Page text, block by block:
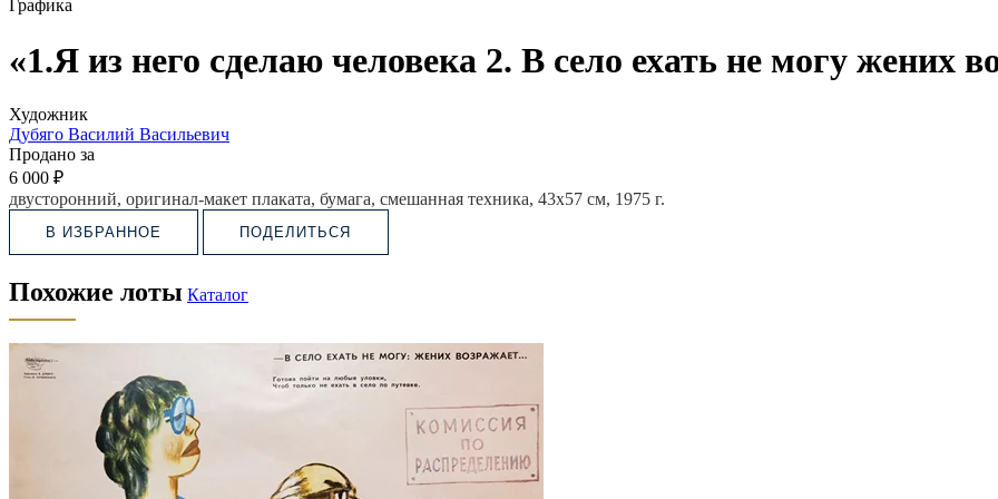
Графика
«1.Я из него сделаю человека 2. В село ехать не могу жених
Художник
Дубяго Василий Васильевич
Продано за
6 000 ₽
двусторонний, оригинал-макет плаката, бумага, смешанная техника, 43х57 см, 1975 г.
В ИЗБРАННОЕ ПОДЕЛИТЬСЯ
Похожие лоты Каталог